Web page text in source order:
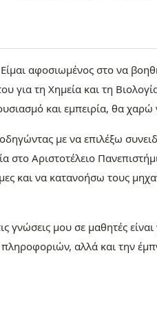
Είμαι αφοσιωμένος στο να
για τη Χημεία και τη
και εμπειρία, θα
με να επιλέξω
Αριστοτέλειο
και να κατανοήσω τους
μου σε μαθητές είναι
αλλά και την